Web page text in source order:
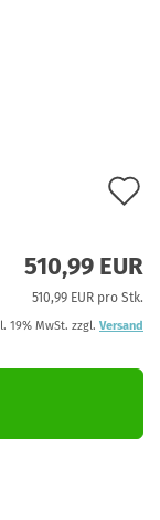
510,99 EUR
510,99 EUR pro Stk.
19% MwSt. zzgl. Versand